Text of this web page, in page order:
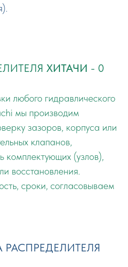
ХИТАЧИ - 0
любого гидравлического
мы производим
зазоров, корпуса или
клапанов,
комплектующих (узлов),
восстановления.
сроки, согласовываем